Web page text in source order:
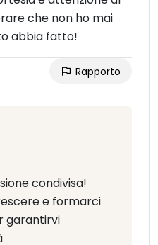
che non ho mai
abbia fatto!
Rapporto
condivisa!
e formarci
garantirvi